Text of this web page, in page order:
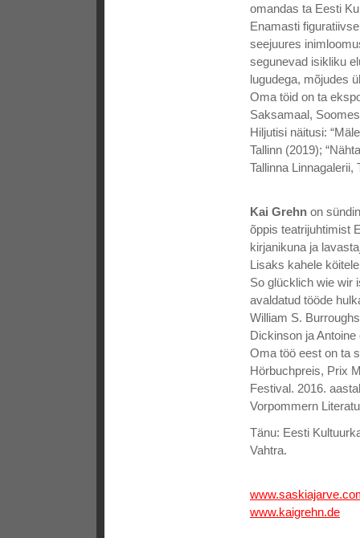
omandas ta Eesti
Enamasti
seejuures
segunevad isikliku
lugudega, mõjudes
Oma töid on ta
Saksamaal,
Hiljutisi näitusi:
Tallinn (2019);
Tallinna Linnagalerii,
Kai Grehn on
õppis teatrijuhtimist
kirjanikuna ja
Lisaks kahele
So glücklich wie wir
avaldatud tööde
William S.
Dickinson ja
Oma töö eest on ta
Hörbuchpreis, Prix
Festival. 2016.
Vorpommern
Tänu: Eesti
Vahtra.
www.kaigrehn.de